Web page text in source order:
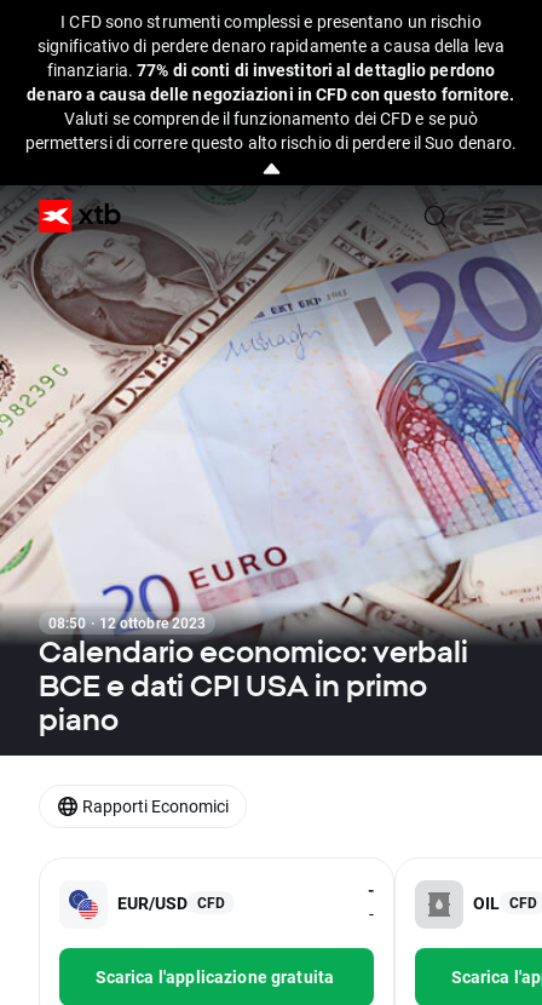
I CFD sono strumenti complessi e presentano un rischio
significativo di perdere denaro rapidamente a causa della leva
finanziaria.77% di conti di investitori al dettaglio perdono
denaro a causa delle negoziazioni in CFD con questo fornitore.
Valuti se comprende il funzionamento dei CFD e se può
permettersi di correre questo alto rischio di perdere il Suo denaro.
08:50 · 12 ottobre 2023
Calendario economico: verbali
BCE e dati CPI USA in primo
piano
EUR/USD CFD
-
-
Scarica l'applicazione gratuita
OIL CFD
Scarica
Rapporti Economici